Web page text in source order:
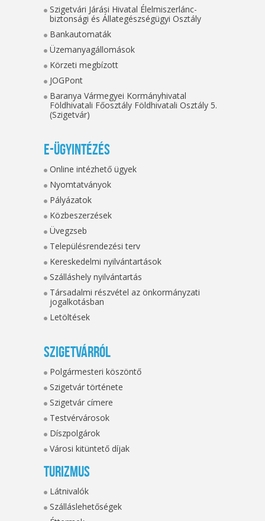
Szigetvári Járási Hivatal Élelmiszerlánc-
biztonsági és Állategészségügyi Osztály
Bankautomaták
Üzemanyagállomások
Körzeti megbízott
JOGPont
Baranya Vármegyei Kormányhivatal
Földhivatali Főosztály Földhivatali Osztály 5.
(Szigetvár)
E-ügyintézés
Online intézhető ügyek
Nyomtatványok
Pályázatok
Közbeszerzések
Üvegzseb
Településrendezési terv
Kereskedelmi nyilvántartások
Szálláshely nyilvántartás
Társadalmi részvétel az önkormányzati
jogalkotásban
Letöltések
Szigetvárról
Polgármesteri köszöntő
Szigetvár története
Szigetvár címere
Testvérvárosok
Díszpolgárok
Városi kitüntető díjak
Turizmus
Látnivalók
Szálláslehetőségek